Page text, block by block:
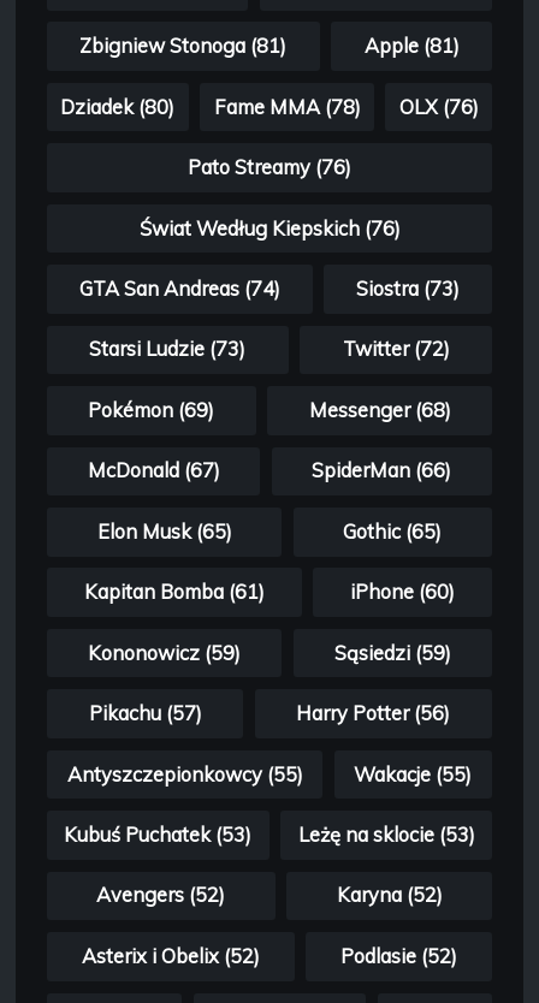
Zbigniew Stonoga (81) Apple (81)
Dziadek (80) Fame MMA (78) OLX (76)
Pato Streamy (76)
Świat Według Kiepskich (76)
GTA San Andreas (74) Siostra (73)
Starsi Ludzie (73) Twitter (72)
Pokémon (69) Messenger (68)
McDonald (67) SpiderMan (66)
Elon Musk (65) Gothic (65)
Kapitan Bomba (61) iPhone (60)
Kononowicz (59) Sąsiedzi (59)
Pikachu (57) Harry Potter (56)
Antyszczepionkowcy (55) Wakacje (55)
Kubuś Puchatek (53) Leżę na sklocie (53)
Avengers (52) Karyna (52)
Asterix i Obelix (52) Podlasie (52)